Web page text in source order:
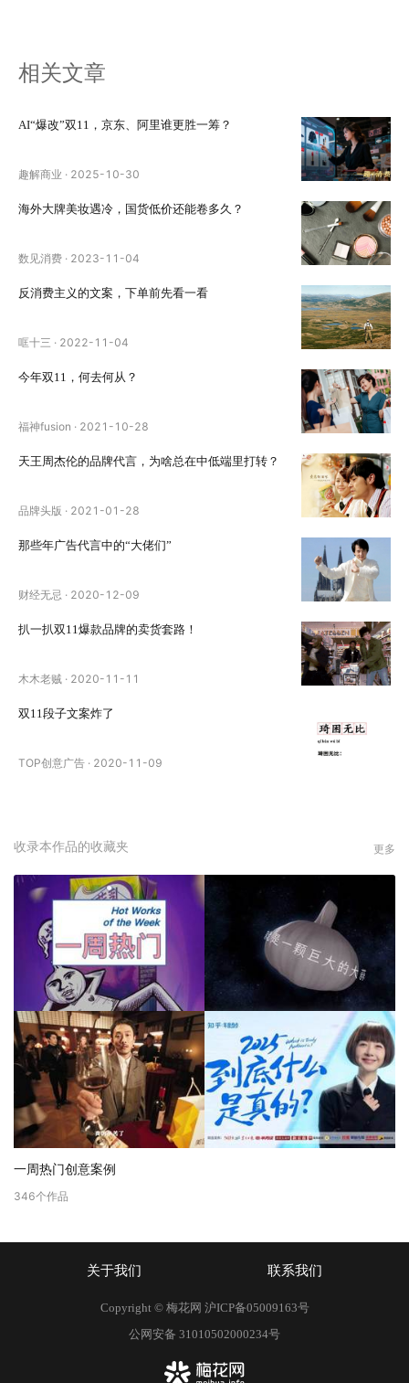
相关文章
AI“爆改”双11，京东、阿里谁更胜一筹？
趣解商业 · 2025-10-30
海外大牌美妆遇冷，国货低价还能卷多久？
数见消费 · 2023-11-04
反消费主义的文案，下单前先看一看
哐十三 · 2022-11-04
今年双11，何去何从？
福神fusion · 2021-10-28
天王周杰伦的品牌代言，为啥总在中低端里打转？
品牌头版 · 2021-01-28
那些年广告代言中的“大佬们”
财经无忌 · 2020-12-09
扒一扒双11爆款品牌的卖货套路！
木木老贼 · 2020-11-11
双11段子文案炸了
TOP创意广告 · 2020-11-09
收录本作品的收藏夹 更多
一周热门创意案例
346个作品
关于我们 联系我们
Copyright © 梅花网 沪ICP备05009163号
公网安备 31010502000234号